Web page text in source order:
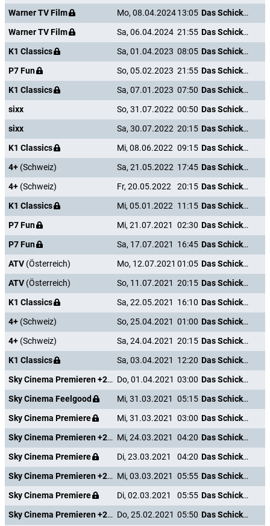
Warner TV Film Mo, 08.04.202413:05
Das Schicksal ist ein mieser Verräter
Warner TV Film
Sa, 06.04.2024 21:55
Das Schicksal ist ein mieser Verräter
K1 Classics
Sa, 01.04.2023 08:05
Das Schicksal ist ein mieser Verräter
P7 Fun
So, 05.02.2023 21:55
Das Schicksal ist ein mieser Verräter
K1 Classics
Sa, 07.01.2023 07:50
Das Schicksal ist ein mieser Verräter
sixx
So, 31.07.2022 00:50
Das Schicksal ist ein mieser Verräter
sixx
Sa, 30.07.2022 20:15
Das Schicksal ist ein mieser Verräter
K1 Classics
Mi, 08.06.2022 09:15
Das Schicksal ist ein mieser Verräter
4+ (Schweiz) Sa, 21.05.2022 17:45
Das Schicksal ist ein mieser Verräter
4+ (Schweiz) Fr, 20.05.2022 20:15
Das Schicksal ist ein mieser Verräter
K1 Classics
Mi, 05.01.2022 11:15
Das Schicksal ist ein mieser Verräter
P7 Fun
Mi, 21.07.2021 02:30
Das Schicksal ist ein mieser Verräter
P7 Fun
Sa, 17.07.2021 16:45
Das Schicksal ist ein mieser Verräter
ATV (Österreich) Mo, 12.07.2021 01:05
Das Schicksal ist ein mieser Verräter
ATV (Österreich) So, 11.07.2021 20:15
Das Schicksal ist ein mieser Verräter
K1 Classics
Sa, 22.05.2021 16:10
Das Schicksal ist ein mieser Verräter
4+ (Schweiz) So, 25.04.2021 01:00
Das Schicksal ist ein mieser Verräter
4+ (Schweiz) Sa, 24.04.2021 20:15
Das Schicksal ist ein mieser Verräter
K1 Classics
Sa, 03.04.2021 12:20
Das Schicksal ist ein mieser Verräter
Sky Cinema Premieren +24 Do, 01.04.2021 03:00
Das Schicksal ist ein mieser Verräter
Sky Cinema Feelgood
Mi, 31.03.2021 05:15
Das Schicksal ist ein mieser Verräter
Sky Cinema Premiere
Mi, 31.03.2021 03:00
Das Schicksal ist ein mieser Verräter
Sky Cinema Premieren +24 Mi, 24.03.2021 04:20
Das Schicksal ist ein mieser Verräter
Sky Cinema Premiere
Di, 23.03.2021 04:20
Das Schicksal ist ein mieser Verräter
Sky Cinema Premieren +24 Mi, 03.03.2021 05:55
Das Schicksal ist ein mieser Verräter
Sky Cinema Premiere
Di, 02.03.2021 05:55
Das Schicksal ist ein mieser Verräter
Sky Cinema Premieren +24 Do, 25.02.2021 05:50
Das Schicksal ist ein mieser Verräter